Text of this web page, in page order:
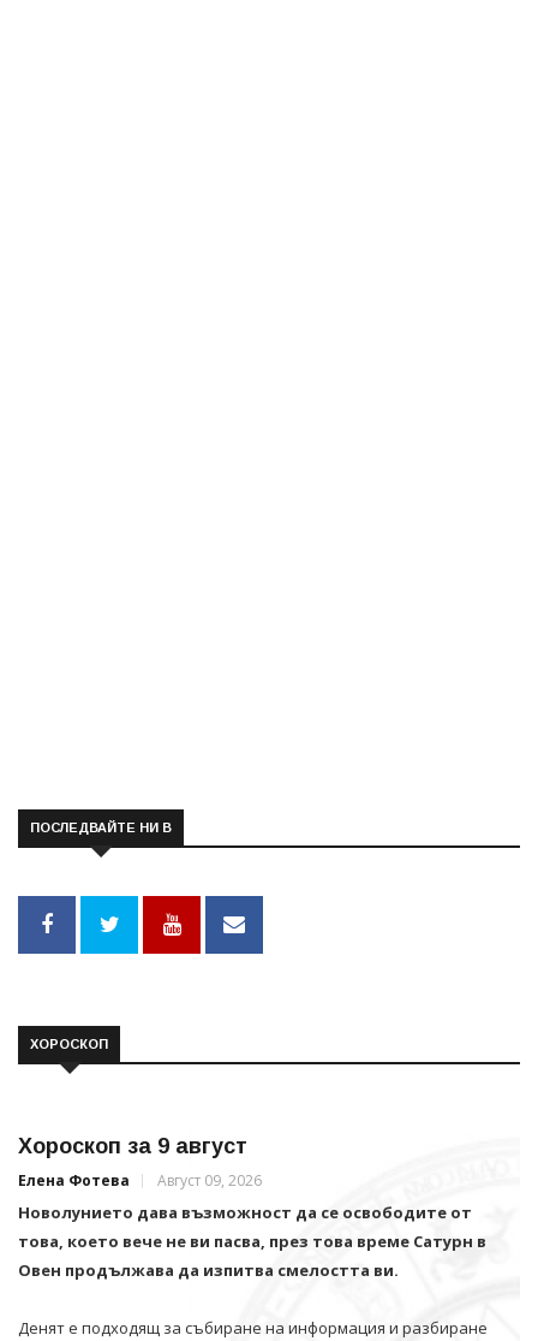
ПОСЛЕДВАЙТЕ НИ В
ХОРОСКОП
Хороскоп за 9 август
Елена Фотева Август 09, 2026
Новолунието дава възможност да се освободите от
това, което вече не ви пасва, през това време Сатурн в
Овен продължава да изпитва смелостта ви.
Денят е подходящ за събиране на информация и разбиране